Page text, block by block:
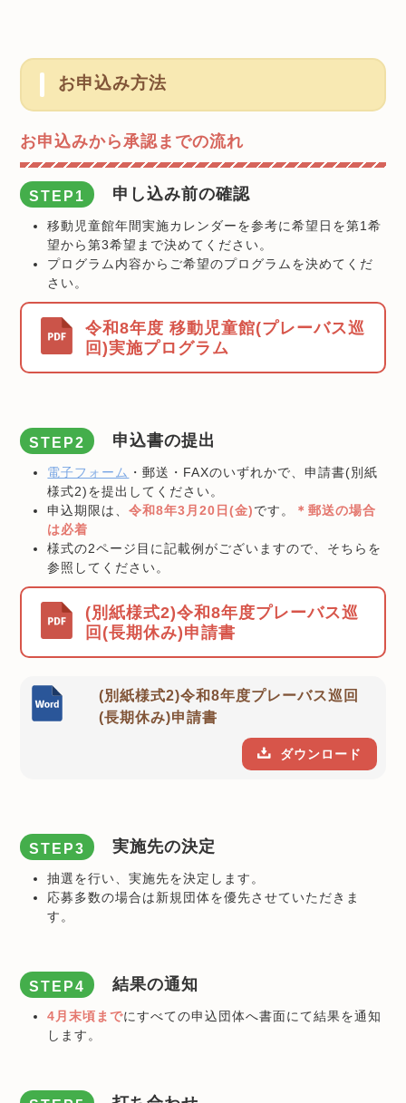
お申込み方法
お申込みから承認までの流れ
STEP1 申し込み前の確認
移動児童館年間実施カレンダーを参考に希望日を第1希
望から第3希望まで決めてください。
プログラム内容からご希望のプログラムを決めてくだ
さい。
令和8年度 移動児童館(プレーバス巡
回)実施プログラム
STEP2 申込書の提出
電子フォーム ・郵送・FAXのいずれかで、申請書(別紙
様式2)を提出してください。
申込期限は、令和8年3月20日(金)です。
＊郵送の場合
は必着
様式の2ページ目に記載例がございますので、そちらを
参照してください。
(別紙様式2)令和8年度プレーバス巡
回(長期休み)申請書
(別紙様式2)令和8年度プレーバス巡回
(長期休み)申請書
ダウンロード
STEP3 実施先の決定
抽選を行い、実施先を決定します。
応募多数の場合は新規団体を優先させていただきま
す。
STEP4 結果の通知
4月末頃までにすべての申込団体へ書面にて結果を通知
します。